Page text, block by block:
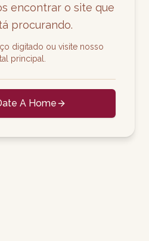
encontrar o site que
procurando.
digitado ou visite nosso
principal.
A Home